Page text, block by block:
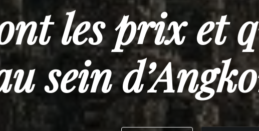
les prix et
sein